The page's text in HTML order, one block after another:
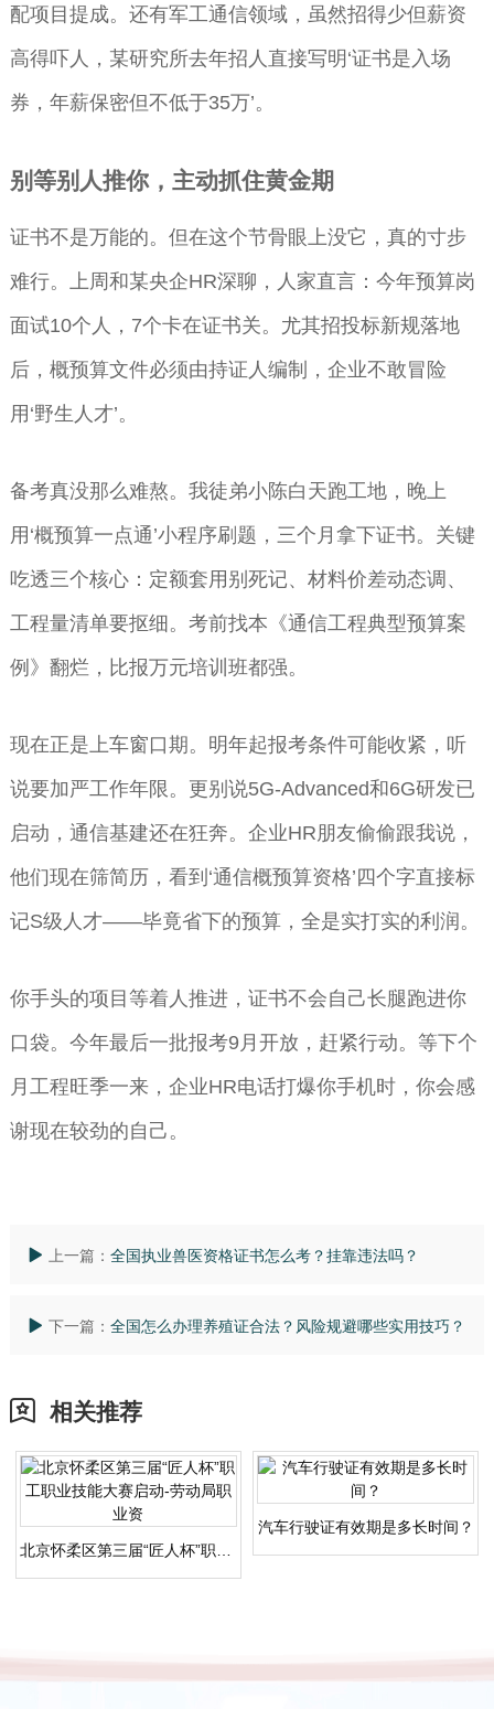
配项目提成。还有军工通信领域，虽然招得少但薪资
高得吓人，某研究所去年招人直接写明‘证书是入场
券，年薪保密但不低于35万’。
别等别人推你，主动抓住黄金期
证书不是万能的。但在这个节骨眼上没它，真的寸步
难行。上周和某央企HR深聊，人家直言：今年预算岗
面试10个人，7个卡在证书关。尤其招投标新规落地
后，概预算文件必须由持证人编制，企业不敢冒险
用‘野生人才’。
备考真没那么难熬。我徒弟小陈白天跑工地，晚上
用‘概预算一点通’小程序刷题，三个月拿下证书。关键
吃透三个核心：定额套用别死记、材料价差动态调、
工程量清单要抠细。考前找本《通信工程典型预算案
例》翻烂，比报万元培训班都强。
现在正是上车窗口期。明年起报考条件可能收紧，听
说要加严工作年限。更别说5G-Advanced和6G研发已
启动，通信基建还在狂奔。企业HR朋友偷偷跟我说，
他们现在筛简历，看到‘通信概预算资格’四个字直接标
记S级人才——毕竟省下的预算，全是实打实的利润。
你手头的项目等着人推进，证书不会自己长腿跑进你
口袋。今年最后一批报考9月开放，赶紧行动。等下个
月工程旺季一来，企业HR电话打爆你手机时，你会感
谢现在较劲的自己。
上一篇： 全国执业兽医资格证书怎么考？挂靠违法吗？
下一篇： 全国怎么办理养殖证合法？风险规避哪些实用技巧？
相关推荐
汽车行驶证有效期是多长时间？